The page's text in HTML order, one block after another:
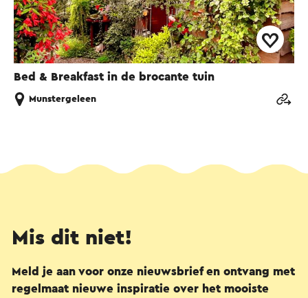
Bed & Breakfast in de brocante tuin
Munstergeleen
Mis dit niet!
Meld je aan voor onze nieuwsbrief en ontvang met
regelmaat nieuwe inspiratie over het mooiste